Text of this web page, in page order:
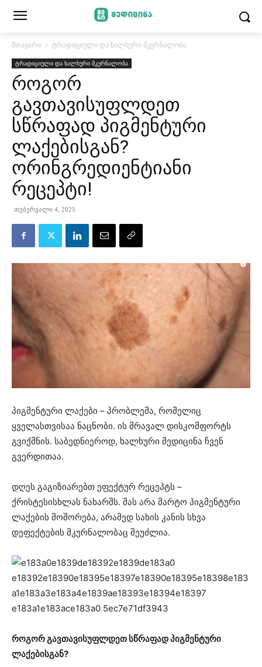
მთავარი ტრადიციული და ხალხური მკურნალობა
ტრადიციული და ხალხური მკურნალობა
როგორ
გავთავისუფლდეთ
სწრაფად პიგმენტური
ლაქებისგან?
ორინგრედიენტიანი
რეცეპტი!
თებერვალი 4, 2025
პიგმენტური ლაქები – პრობლემა, რომელიც
ყველასთვისაა ნაცნობი. ის მრავალ დისკომფორტს
გვიქმნის. საბედნიეროდ, ხალხური მედიცინა ჩვენ
გვერდითაა.
დღეს გაგიზიარებთ ეფექტურ რეცეპტს –
ქრისტესისხლას ნახარშს. მას არა მარტო პიგმენტური
ლაქების მოშორება, არამედ სახის კანის სხვა
დეფექტების მკურნალობაც შეუძლია.
როგორ გავთავისუფლდეთ სწრაფად პიგმენტური
ლაქებისგან?